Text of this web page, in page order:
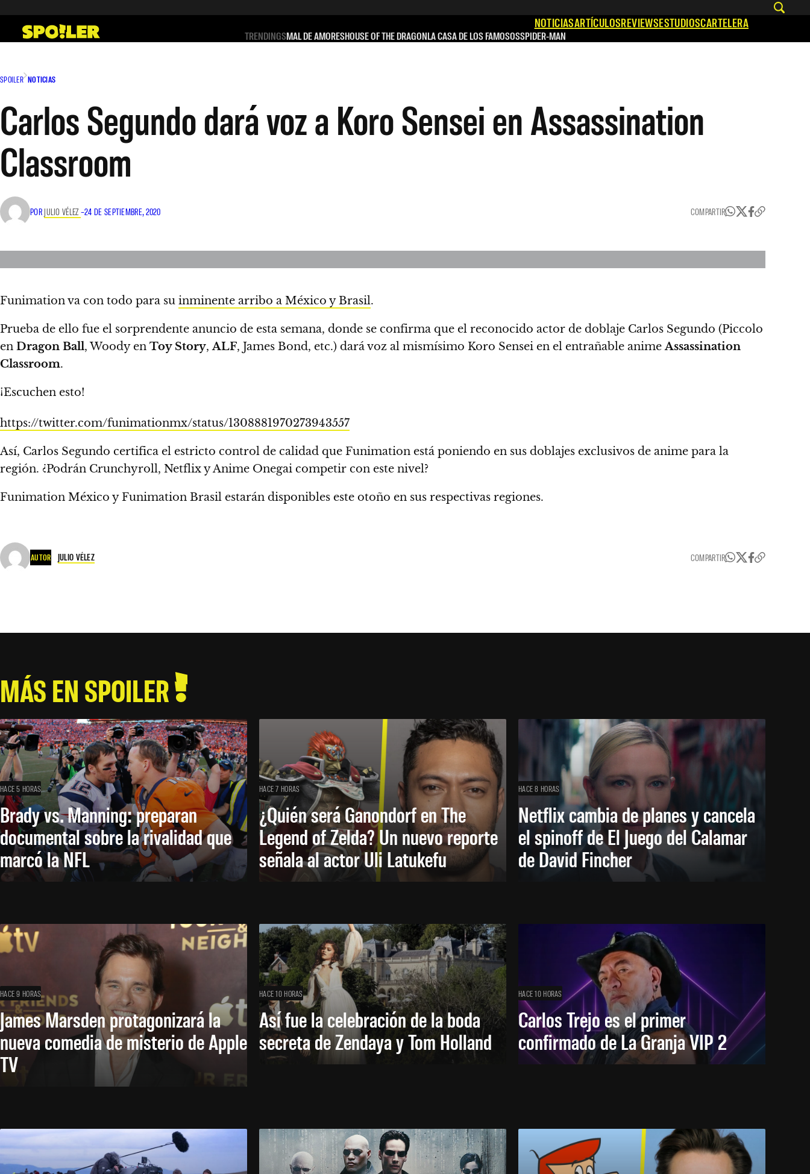
contenido
NOTICIASARTÍCULOSREVIEWSESTUDIOSCARTELERA
TRENDINGSMAL DE AMORESHOUSE OF THE DRAGONLA CASA DE LOS FAMOSOSSPIDER-MAN
SPOILER NOTICIAS
Carlos Segundo dará voz a Koro Sensei en Assassination
Classroom
POR JULIO VÉLEZ –24 DE SEPTIEMBRE, 2020 COMPARTIR
Funimation va con todo para su inminente arribo a México y Brasil.
Prueba de ello fue el sorprendente anuncio de esta semana, donde se confirma que el reconocido actor de doblaje Carlos Segundo (Piccolo
en Dragon Ball, Woody en Toy Story,ALF, James Bond, etc.) dará voz al mismísimo Koro Sensei en el entrañable animeAssassination
Classroom.
¡Escuchen esto!
https://twitter.com/funimationmx/status/1308881970273943557
Así, Carlos Segundo certifica el estricto control de calidad que Funimation está poniendo en sus doblajes exclusivos de anime para la
región. ¿Podrán Crunchyroll, Netflix y Anime Onegai competir con este nivel?
Funimation México y Funimation Brasil estarán disponibles este otoño en sus respectivas regiones.
AUTOR JULIO VÉLEZ COMPARTIR
MÁS EN SPOILER
HACE 5 HORAS
Brady vs. Manning: preparan
documental sobre la rivalidad que
marcó la NFL
HACE 7 HORAS
¿Quién será Ganondorf en The
Legend of Zelda? Un nuevo reporte
señala al actor Uli Latukefu
HACE 8 HORAS
Netflix cambia de planes y cancela
el spinoff de El Juego del Calamar
de David Fincher
HACE 9 HORAS
James Marsden protagonizará la
nueva comedia de misterio de Apple
TV
HACE 10 HORAS
Así fue la celebración de la boda
secreta de Zendaya y Tom Holland
HACE 10 HORAS
Carlos Trejo es el primer
confirmado de La Granja VIP 2